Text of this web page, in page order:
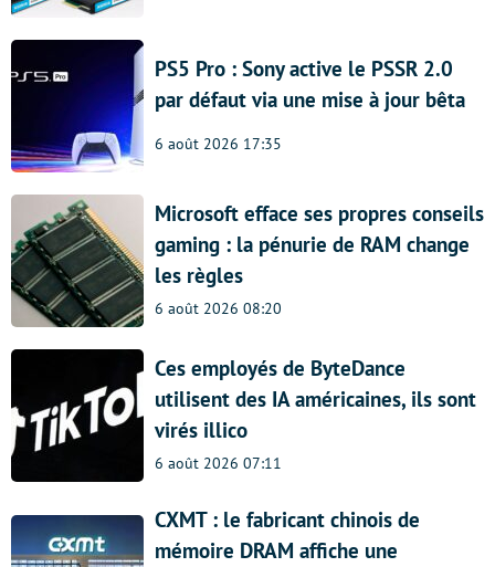
PS5 Pro : Sony active le PSSR 2.0
par défaut via une mise à jour bêta
6 août 2026 17:35
Microsoft efface ses propres conseils
gaming : la pénurie de RAM change
les règles
6 août 2026 08:20
Ces employés de ByteDance
utilisent des IA américaines, ils sont
virés illico
6 août 2026 07:11
CXMT : le fabricant chinois de
mémoire DRAM affiche une